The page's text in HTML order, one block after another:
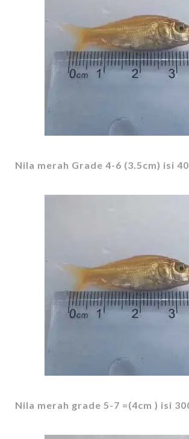
Nila merah Grade 4-6 (3.5cm) isi
Nila merah grade 5-7 =(4cm ) isi